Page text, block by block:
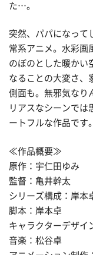
た…。
突然、パパになって
常系アニメ。水彩画
のぼのとした暖かい
なることの大変さ、
側面も。無邪気なり
リアスなシーンでは
ートフルな作品です。
≪作品概要≫
原作：宇仁田ゆみ
監督：亀井幹太
シリーズ構成：岸本
脚本：岸本卓
キャラクターデザイ
音楽：松谷卓